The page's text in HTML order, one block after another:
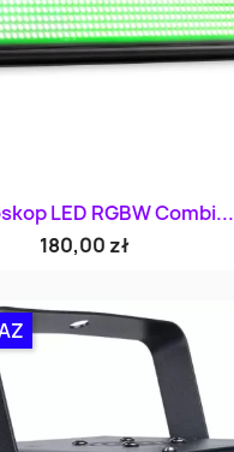
LED RGBW Combi...
180,00 zł